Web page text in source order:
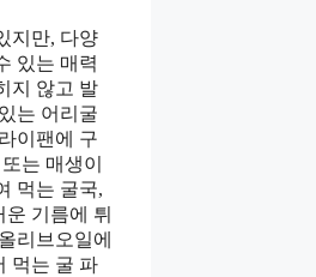
지만, 다양
있는 매력
지 않고 발
는 어리굴
이팬에 구
는 매생이
먹는 굴국,
기름에 튀
리브오일에
먹는 굴 파